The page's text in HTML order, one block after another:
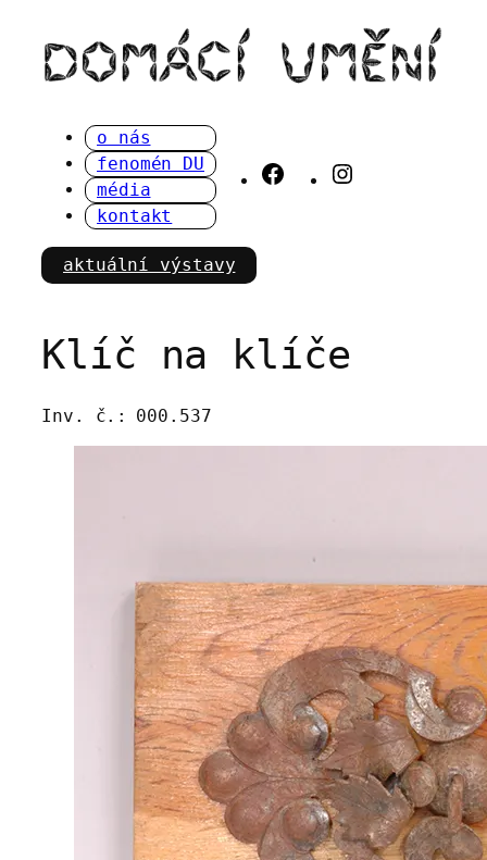
obsah
o nás
fenomén DU
média
kontakt
Facebook
aktuální výstavy
Klíč na klíče
Inv. č.: 000.537